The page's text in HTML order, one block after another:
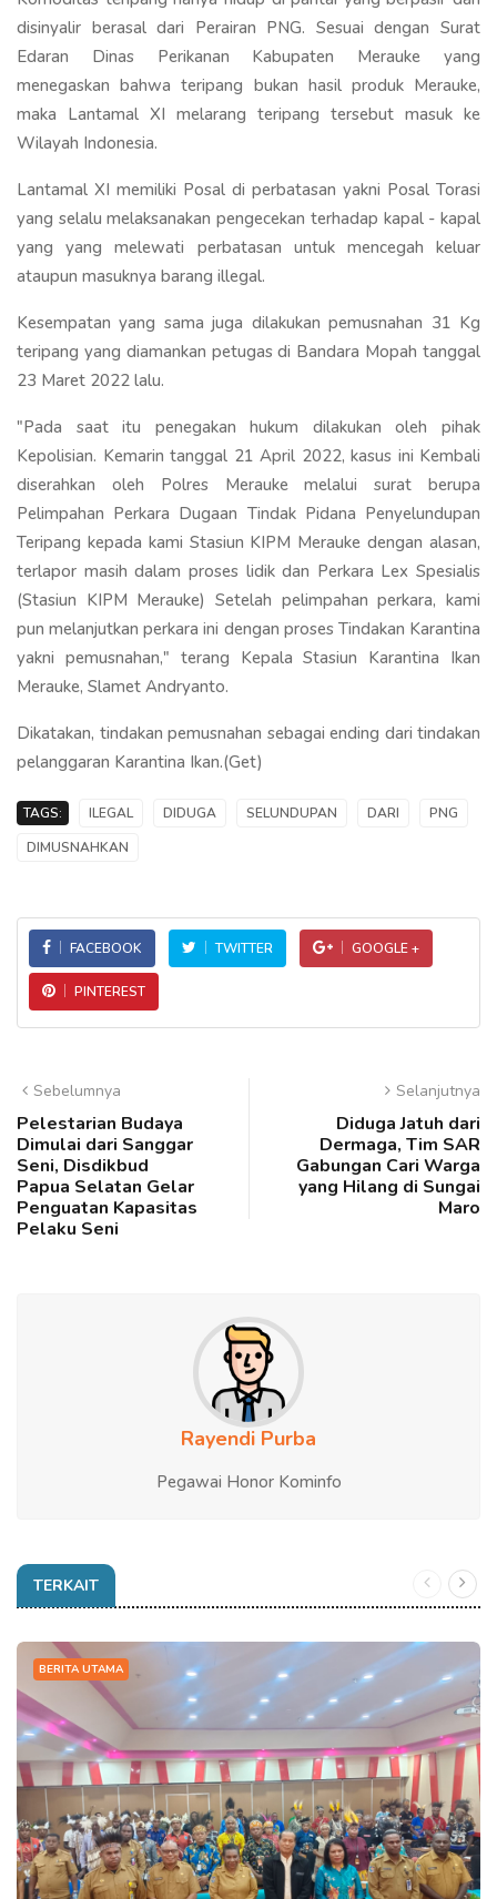
disinyalir berasal dari Perairan PNG. Sesuai dengan Surat
Edaran Dinas Perikanan Kabupaten Merauke yang
menegaskan bahwa teripang bukan hasil produk Merauke,
maka Lantamal XI melarang teripang tersebut masuk ke
Wilayah Indonesia.
Lantamal XI memiliki Posal di perbatasan yakni Posal Torasi
yang selalu melaksanakan pengecekan terhadap kapal - kapal
yang yang melewati perbatasan untuk mencegah keluar
ataupun masuknya barang illegal.
Kesempatan yang sama juga dilakukan pemusnahan 31 Kg
teripang yang diamankan petugas di Bandara Mopah tanggal
23 Maret 2022 lalu.
"Pada saat itu penegakan hukum dilakukan oleh pihak
Kepolisian. Kemarin tanggal 21 April 2022, kasus ini Kembali
diserahkan oleh Polres Merauke melalui surat berupa
Pelimpahan Perkara Dugaan Tindak Pidana Penyelundupan
Teripang kepada kami Stasiun KIPM Merauke dengan alasan,
terlapor masih dalam proses lidik dan Perkara Lex Spesialis
(Stasiun KIPM Merauke) Setelah pelimpahan perkara, kami
pun melanjutkan perkara ini dengan proses Tindakan Karantina
yakni pemusnahan," terang Kepala Stasiun Karantina Ikan
Merauke, Slamet Andryanto.
Dikatakan, tindakan pemusnahan sebagai ending dari tindakan
pelanggaran Karantina Ikan.(Get)
TAGS: ILEGAL DIDUGA SELUNDUPAN DARI
PNG
DIMUSNAHKAN
FACEBOOK TWITTER GOOGLE +
PINTEREST
Sebelumnya
Pelestarian Budaya
Dimulai dari Sanggar
Seni, Disdikbud
Papua Selatan Gelar
Penguatan Kapasitas
Pelaku Seni
Selanjutnya
Diduga Jatuh dari
Dermaga, Tim SAR
Gabungan Cari Warga
yang Hilang di Sungai
Maro
Rayendi Purba
Pegawai Honor Kominfo
TERKAIT
BERITA UTAMA